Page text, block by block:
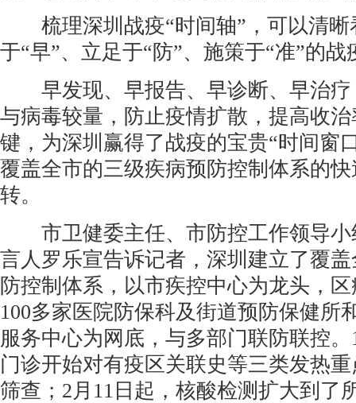
梳理深圳战疫“时间轴”，可以清晰
于“早”、立足于“防”、施策于“准”的战
早发现、早报告、早诊断、早治疗
与病毒较量，防止疫情扩散，提高收
键，为深圳赢得了战疫的宝贵“时间窗
覆盖全市的三级疾病预防控制体系的
转。
市卫健委主任、市防控工作领导小
言人罗乐宣告诉记者，深圳建立了覆
防控制体系，以市疾控中心为龙头，
100多家医院防保科及街道预防保健所
服务中心为网底，与多部门联防联控
门诊开始对有疫区关联史等三类发热
筛查；2月11日起，核酸检测扩大到了